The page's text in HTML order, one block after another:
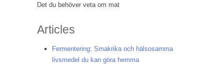
Det du behöver veta om mat
Articles
Fermentering: Smakrika och hälsosamma
livsmedel du kan göra hemma